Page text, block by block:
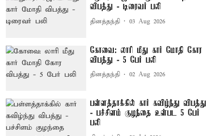
விபத்து - டிரைவர் பலி
தினத்தந்தி 03 Aug 2026
கோவை: லாரி மீது கார் மோதி கோர
விபத்து - 5 பேர் பலி
தினத்தந்தி 02 Aug 2026
பள்ளத்தாக்கில் கார் கவிழ்ந்து விபத்து
- பச்சிளம் குழந்தை உள்பட 5 பேர்
பலி